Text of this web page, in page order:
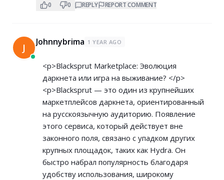
0 0 REPLY REPORT COMMENT
J Johnnybrima 1 YEAR AGO
<p>Blacksprut Marketplace: Эволюция
даркнета или игра на выживание? </p>
<p>Blacksprut — это один из крупнейших
маркетплейсов даркнета, ориентированный
на русскоязычную аудиторию. Появление
этого сервиса, который действует вне
законного поля, связано с упадком других
крупных площадок, таких как Hydra. Он
быстро набрал популярность благодаря
удобству использования, широкому